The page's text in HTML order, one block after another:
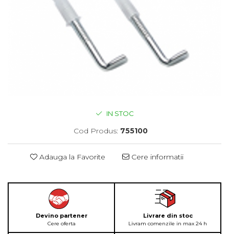
IN STOC
Cod Produs: 755100
Adauga la Favorite Cere informatii
Devino partener
Cere oferta
Livrare din stoc
Livram comenzile in max 24 h